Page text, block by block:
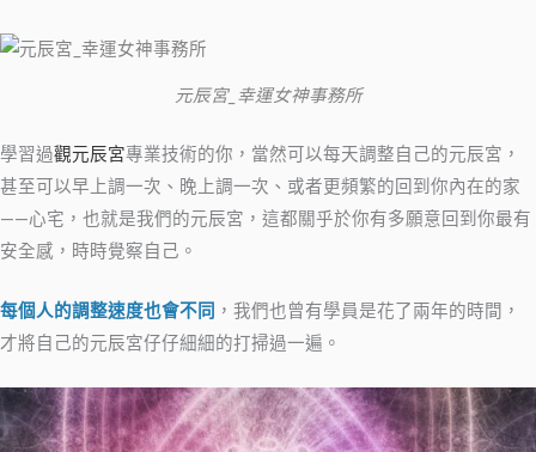
元辰宮_幸運女神事務所
學習過觀元辰宮專業技術的你，當然可以每天調整自己的元辰宮，
甚至可以早上調一次、晚上調一次、或者更頻繁的回到你內在的家
——心宅，也就是我們的元辰宮，這都關乎於你有多願意回到你最有
安全感，時時覺察自己。
每個人的調整速度也會不同 ，我們也曾有學員是花了兩年的時間，
才將自己的元辰宮仔仔細細的打掃過一遍。